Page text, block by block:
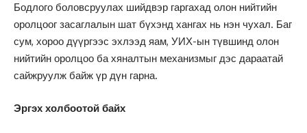
Бодлого боловсруулах шийдвэр гаргахад олон нийтийн
оролцоог засаглалын шат бүхэнд хангах нь нэн чухал. Баг
сум, хороо дүүргээс эхлээд яам, УИХ-ын түвшинд олон
нийтийн оролцоо ба хяналтын механизмыг дэс дараатай
сайжруулж байж үр дүн гарна.
Эргэх холбоотой байх